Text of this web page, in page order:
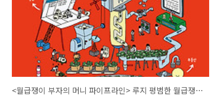
만 원, 폐기 상품이지만 아직 괜찮아, ALWAYS로 구성되어있는데 청파..
<월급쟁이 부자의 머니 파이프라인> 루지 평범한 월급쟁이가 자산가가 되는 과정